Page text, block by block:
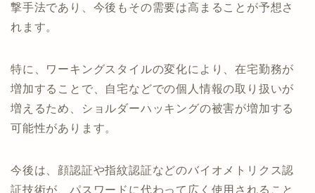
撃手法であり、今後もその需要は高まることが予想さ
れます。
特に、ワーキングスタイルの変化により、在宅勤務が
増加することで、自宅などでの個人情報の取り扱いが
増えるため、ショルダーハッキングの被害が増加する
可能性があります。
今後は、顔認証や指紋認証などのバイオメトリクス認
証技術が、パスワードに代わって広く使用されること